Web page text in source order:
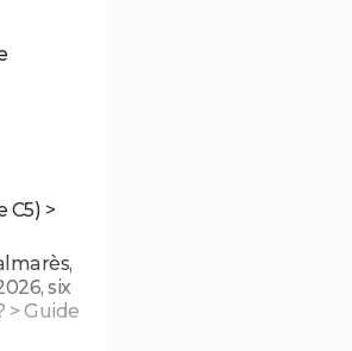
C5) >
six
> Guide